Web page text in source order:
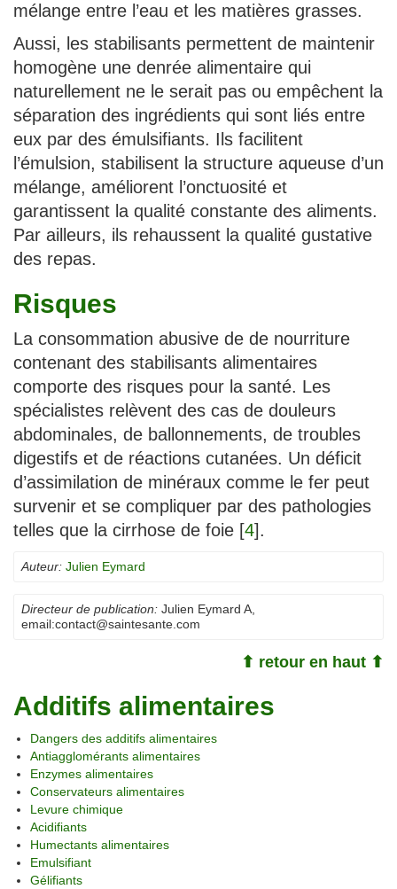
mélange entre l’eau et les matières grasses.
Aussi, les stabilisants permettent de maintenir
homogène une denrée alimentaire qui
naturellement ne le serait pas ou empêchent la
séparation des ingrédients qui sont liés entre
eux par des émulsifiants. Ils facilitent
l’émulsion, stabilisent la structure aqueuse d’un
mélange, améliorent l’onctuosité et
garantissent la qualité constante des aliments.
Par ailleurs, ils rehaussent la qualité gustative
des repas.
Risques
La consommation abusive de de nourriture
contenant des stabilisants alimentaires
comporte des risques pour la santé. Les
spécialistes relèvent des cas de douleurs
abdominales, de ballonnements, de troubles
digestifs et de réactions cutanées. Un déficit
d’assimilation de minéraux comme le fer peut
survenir et se compliquer par des pathologies
telles que la cirrhose de foie [4].
Auteur: Julien Eymard
Directeur de publication: Julien Eymard A
email:contact@saintesante.com
⬆ retour en haut ⬆
Additifs alimentaires
Dangers des additifs alimentaires
Antiagglomérants alimentaires
Enzymes alimentaires
Conservateurs alimentaires
Levure chimique
Acidifiants
Humectants alimentaires
Emulsifiant
Gélifiants